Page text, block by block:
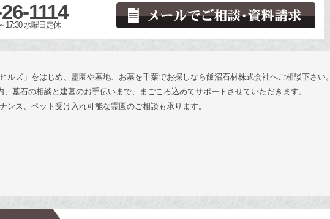
1114
17:30 水曜日定休
ルズ」をはじめ、霊園や墓地、お墓を千葉でお探しなら飯沼石材株式会社へご相談下さい。
墓石の相談と建墓のお手伝いまで、まごころ込めてサポートさせていただきます。
ンス、ペット受け入れ可能な霊園のご相談も承ります。